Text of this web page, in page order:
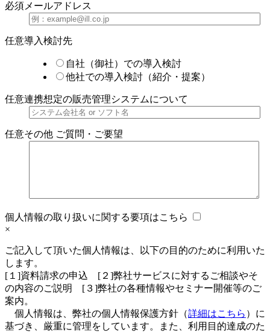
必須 メールアドレス
任意導入検討先
自社（御社）での導入検討
他社での導入検討（紹介・提案）
任意連携想定の販売管理システムについて
任意その他 ご質問・ご要望
個人情報の取り扱いに関する要項はこちら
×
ご記入して頂いた個人情報は、以下の目的のために利用いた
します。
[１]資料請求の申込 [２]弊社サービスに対するご相談やそ
の内容のご説明 [３]弊社の各種情報やセミナー開催等のご
案内。
個人情報は、弊社の個人情報保護方針（詳細はこちら ）に
基づき、厳重に管理をしています。また、利用目的達成のた